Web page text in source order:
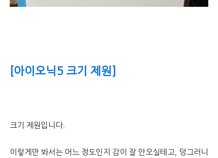
[아이오닉5 크기 제원]
크기 제원입니다.
이렇게만 봐서는 어느 정도인지 감이 잘 안오실테고, 덩그러니